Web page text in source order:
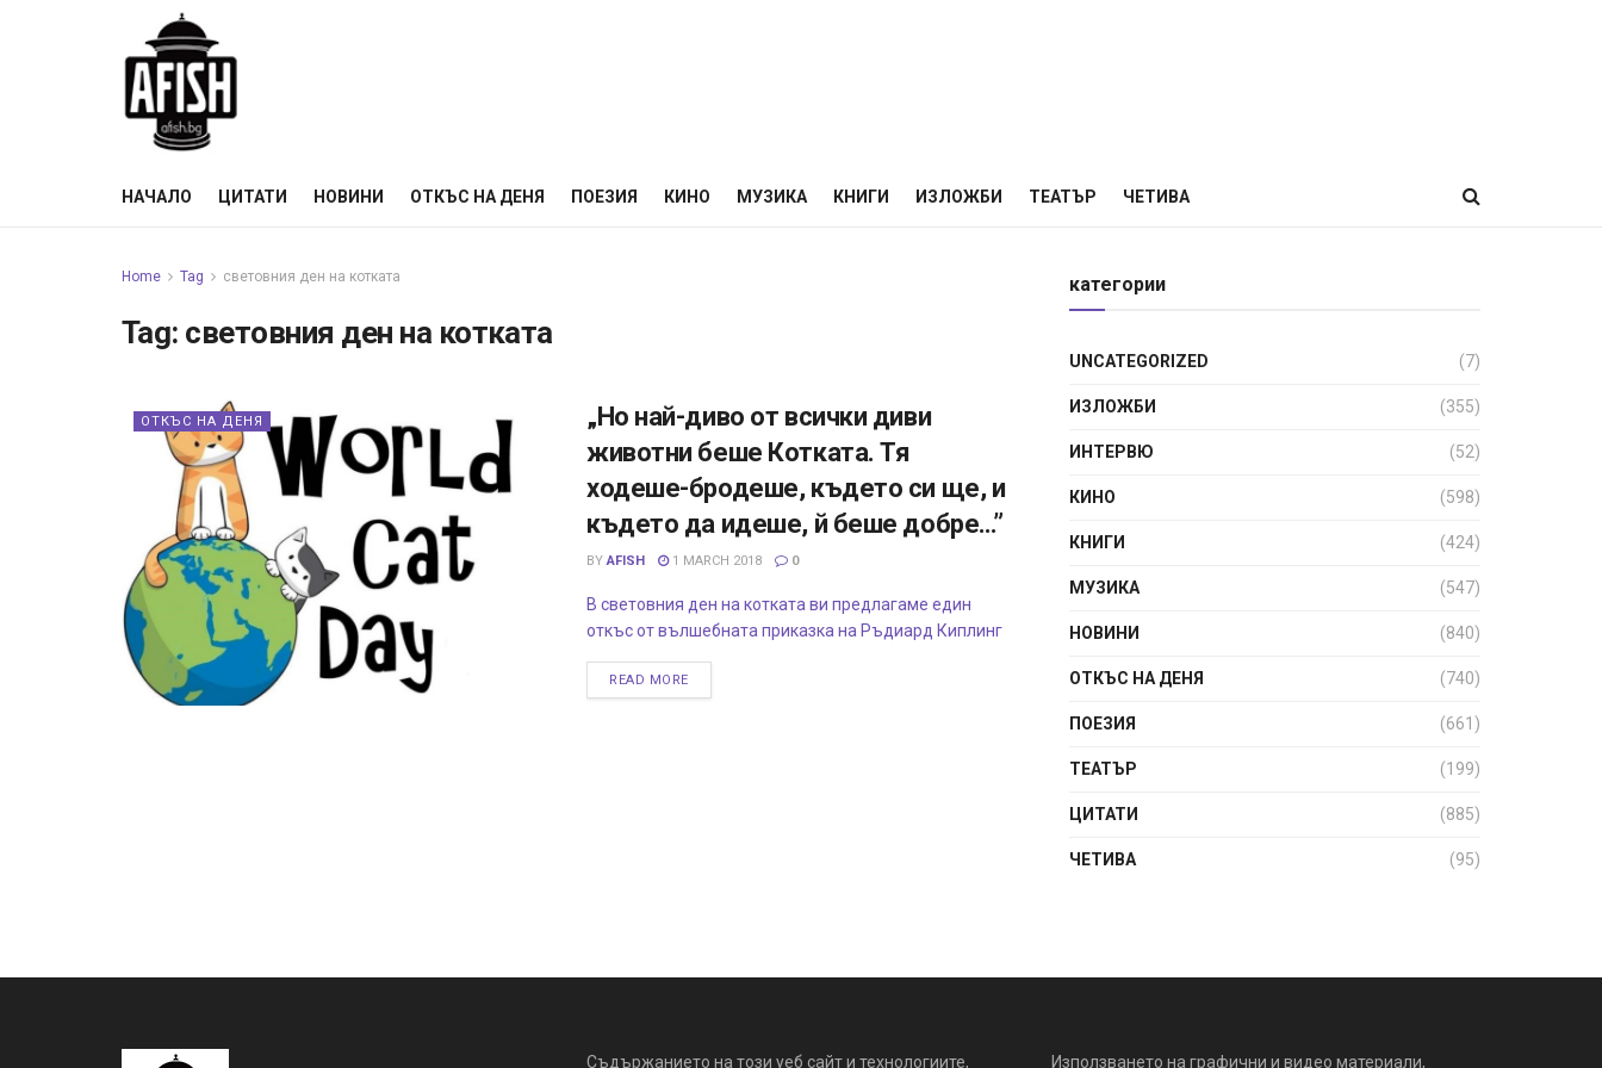
НАЧАЛО ЦИТАТИ НОВИНИ ОТКЪС НА ДЕНЯ ПОЕЗИЯ КИНО МУЗИКА КНИГИ ИЗЛОЖБИ ТЕАТЪР ЧЕТИВА
Home Tag световния ден на котката
Tag: световния ден на котката
ОТКЪС НА ДЕНЯ
„Но най-диво от всички диви
животни беше Котката. Тя
ходеше-бродеше, където си ще, и
където да идеше, й беше добре…”
BY AFISH 1 MARCH 2018 0
В световния ден на котката ви предлагаме един
откъс от вълшебната приказка на Ръдиард Киплинг
READ MORE
категории
UNCATEGORIZED (7)
ИЗЛОЖБИ (355)
ИНТЕРВЮ (52)
КИНО (598)
КНИГИ (424)
МУЗИКА (547)
НОВИНИ (840)
ОТКЪС НА ДЕНЯ (740)
ПОЕЗИЯ (661)
ТЕАТЪР (199)
ЦИТАТИ (885)
ЧЕТИВА (95)
Съдържанието на този уеб сайт и технологиите, Използването на графични и видео материали,